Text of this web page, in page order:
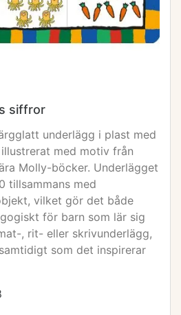
siffror
underlägg i plast med
med motiv från
Molly-böcker. Underlägget
tillsammans med
vilket gör det både
för barn som lär sig
, rit- eller skrivunderlägg,
som det inspirerar